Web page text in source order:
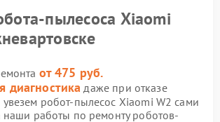
пылесоса Xiaomi
от 475 руб.
диагностика даже при отказе
робот-пылесос Xiaomi W2 сами
наши работы по ремонту роботов-